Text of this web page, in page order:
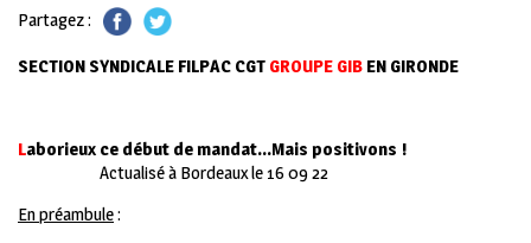
Partagez :
SECTION SYNDICALE FILPAC CGT GROUPE GIB EN GIRONDE
Laborieux ce début de mandat…Mais positivons !
Actualisé à Bordeaux le 16 09 22
En préambule: